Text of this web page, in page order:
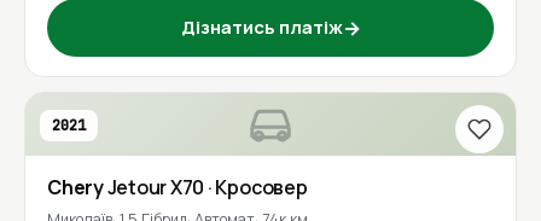
Дізнатись платіж→
2021
CheryJetour X70 · Кросовер